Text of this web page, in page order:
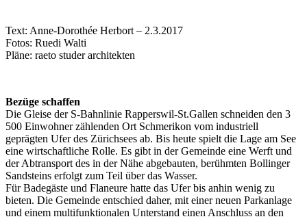
Text: Anne-Dorothée Herbort – 2.3.2017
Fotos: Ruedi Walti
Pläne: raeto studer architekten
Bezüge schaffen
Die Gleise der S-Bahnlinie Rapperswil-St.Gallen schneiden den 3
500 Einwohner zählenden Ort Schmerikon vom industriell
geprägten Ufer des Zürichsees ab. Bis heute spielt die Lage am See
eine wirtschaftliche Rolle. Es gibt in der Gemeinde eine Werft und
der Abtransport des in der Nähe abgebauten, berühmten Bollinger
Sandsteins erfolgt zum Teil über das Wasser.
Für Badegäste und Flaneure hatte das Ufer bis anhin wenig zu
bieten. Die Gemeinde entschied daher, mit einer neuen Parkanlage
und einem multifunktionalen Unterstand einen Anschluss an den